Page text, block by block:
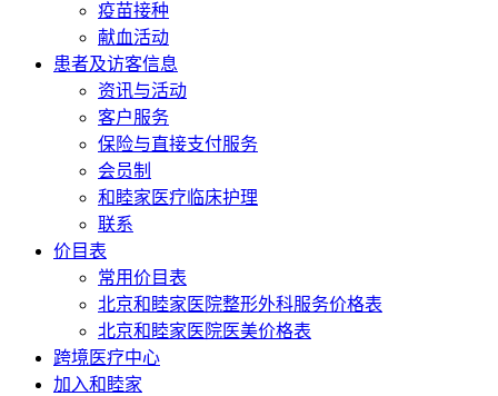
疫苗接种
献血活动
患者及访客信息
资讯与活动
客户服务
保险与直接支付服务
会员制
和睦家医疗临床护理
联系
价目表
常用价目表
北京和睦家医院整形外科服务价格表
北京和睦家医院医美价格表
跨境医疗中心
加入和睦家